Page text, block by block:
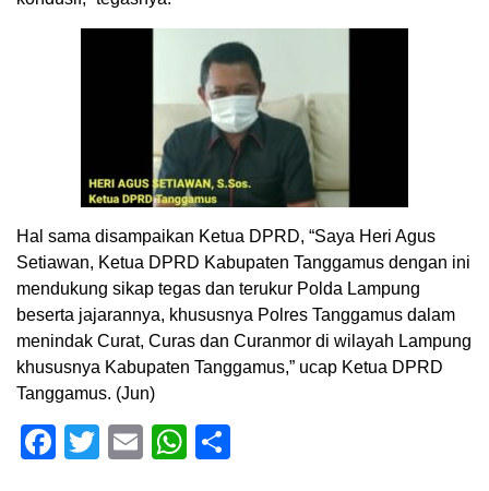
Hal sama disampaikan Ketua DPRD, “Saya Heri Agus
Setiawan, Ketua DPRD Kabupaten Tanggamus dengan ini
mendukung sikap tegas dan terukur Polda Lampung
beserta jajarannya, khususnya Polres Tanggamus dalam
menindak Curat, Curas dan Curanmor di wilayah Lampung
khususnya Kabupaten Tanggamus,” ucap Ketua DPRD
Tanggamus. (Jun)
Facebook
Twitter
EmailWhatsApp